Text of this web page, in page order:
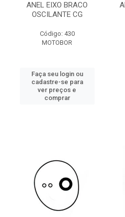
ANEL EIXO BRACO
OSCILANTE CG
Código: 430
MOTOBOR
Faça seu login ou
cadastre-se para
ver preços e
comprar